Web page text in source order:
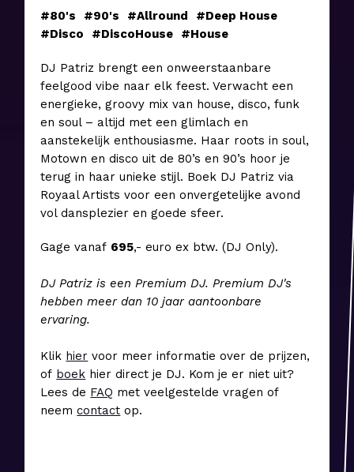
#80's #90's #Allround
#Deep House
#Disco
#DiscoHouse #House
DJ Patriz brengt een onweerstaanbare
feelgood vibe naar elk feest. Verwacht een
energieke, groovy mix van house, disco, funk
en soul – altijd met een glimlach en
aanstekelijk enthousiasme. Haar roots in soul,
Motown en disco uit de 80’s en 90’s hoor je
terug in haar unieke stijl. Boek DJ Patriz via
Royaal Artists voor een onvergetelijke avond
vol dansplezier en goede sfeer.
Gage vanaf 695,- euro ex btw. (DJ Only).
DJ Patriz is een Premium DJ. Premium DJ's
hebben meer dan 10 jaar aantoonbare
ervaring.
Klik hier voor meer informatie over de prijzen,
of boek hier direct je DJ. Kom je er niet uit?
Lees de FAQ met veelgestelde vragen of
neemcontact op.